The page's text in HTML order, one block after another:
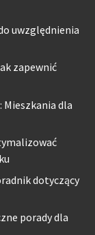
uwzględnienia
zapewnić
dla
dotyczący
porady dla